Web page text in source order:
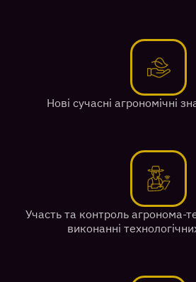
Нові сучасні агрономічні
Участь та контроль агронома-
виконанні